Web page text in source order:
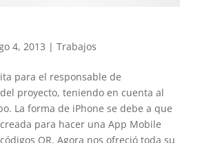
4, 2013 | Trabajos
para el responsable de
proyecto, teniendo en cuenta al
La forma de iPhone se debe a que
para hacer una App Mobile
QR. Agora nos ofreció toda su